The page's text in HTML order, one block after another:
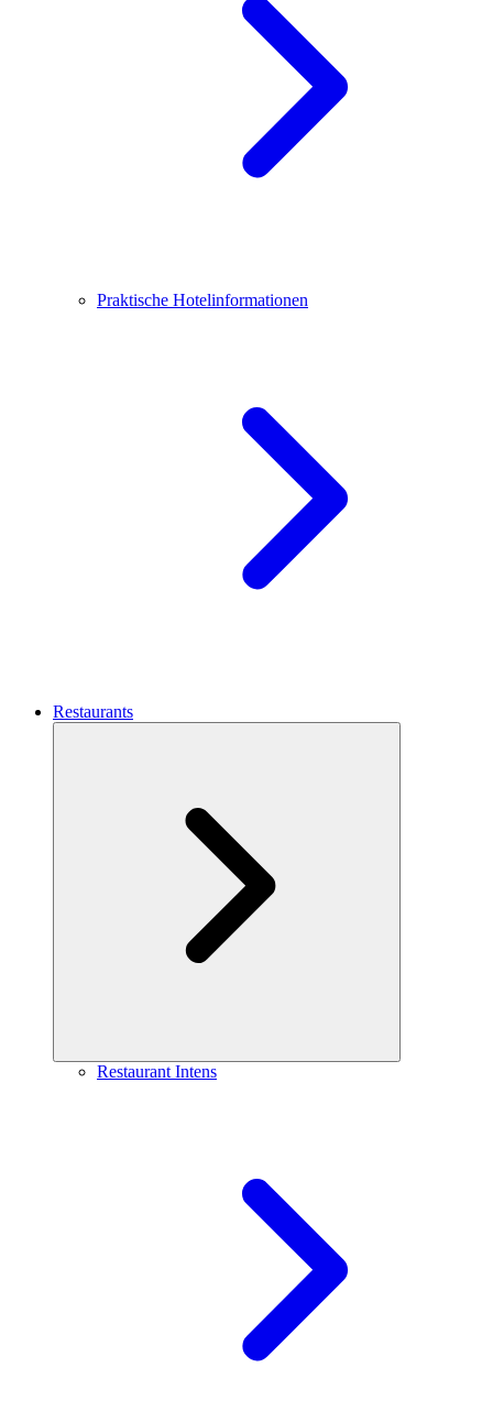
Praktische Hotelinformationen
Restaurants
Restaurant Intens